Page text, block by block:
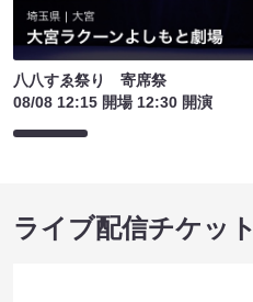
八八すゑ祭り 寄席祭
08/08 12:15 開場 12:30 開演
ライブ配信チケット